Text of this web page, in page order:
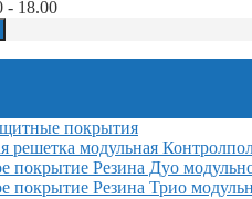
- 18.00
покрытия
решетка модульная
покрытие Резина Дуо
покрытие Резина Трио